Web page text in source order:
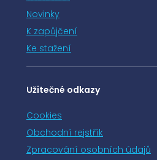
Novinky
K zapůjčení
Ke stažení
Užitečné odkazy
Cookies
Obchodní rejstřík
Zpracování osobních údajů